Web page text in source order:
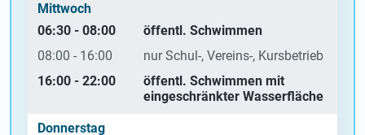
Mittwoch
06:30 - 08:00
öffentl. Schwimmen
08:00 - 16:00
nur Schul-, Vereins-, Kursbetrieb
16:00 - 22:00
öffentl. Schwimmen mit
eingeschränkter Wasserfläche
Donnerstag